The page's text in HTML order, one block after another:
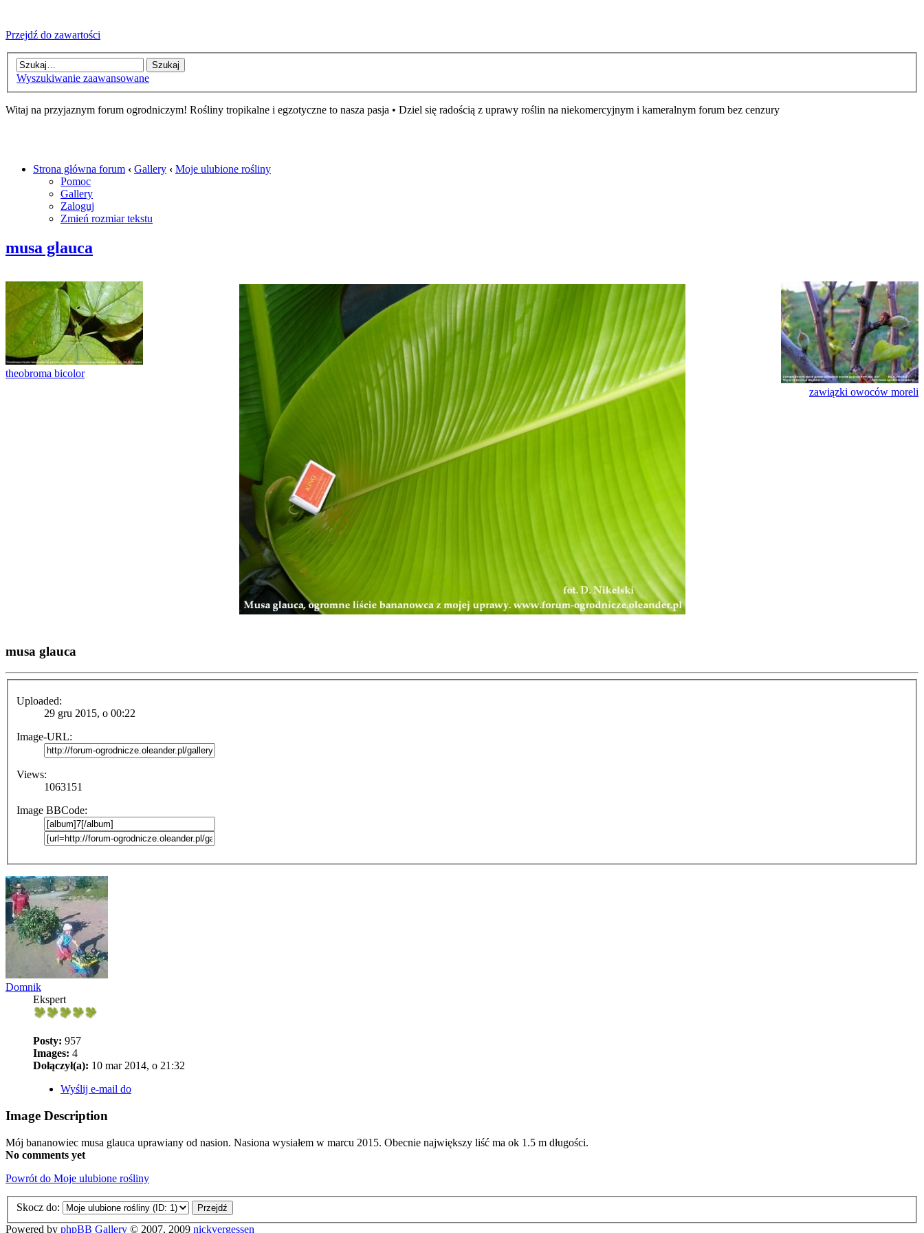
Przejdź do zawartości
Wyszukiwanie zaawansowane
Witaj na przyjaznym forum ogrodniczym! Rośliny tropikalne i egzotyczne to nasza pasja • Dziel się radością z uprawy roślin na niekomercyjnym i kameralnym forum bez cenzury
Strona główna forum ‹ Gallery ‹ Moje ulubione rośliny
Pomoc
Gallery
Zaloguj
Zmień rozmiar tekstu
musa glauca
theobroma bicolor
zawiązki owoców moreli
musa glauca
Uploaded:
29 gru 2015, o 00:22
Image-URL:
Views:
1063151
Image BBCode:
Domnik
Ekspert
Posty: 957
Images: 4
Dołączył(a): 10 mar 2014, o 21:32
Wyślij e-mail do
Image Description
Mój bananowiec musa glauca uprawiany od nasion. Nasiona wysiałem w marcu 2015. Obecnie największy liść ma ok 1.5 m długości.
No comments yet
Powrót do Moje ulubione rośliny
Skocz do:
Powered by phpBB Gallery © 2007, 2009 nickvergessen